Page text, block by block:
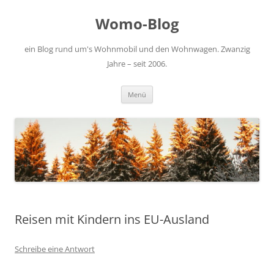
Womo-Blog
ein Blog rund um's Wohnmobil und den Wohnwagen. Zwanzig
Jahre – seit 2006.
Menü
Reisen mit Kindern ins EU-Ausland
Schreibe eine Antwort